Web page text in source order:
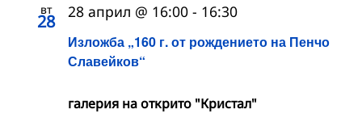
вт
28
Изложба „160 г. от рождението на Пенчо
Славейков“
28 април @ 16:00 - 16:30
галерия на открито "Кристал"